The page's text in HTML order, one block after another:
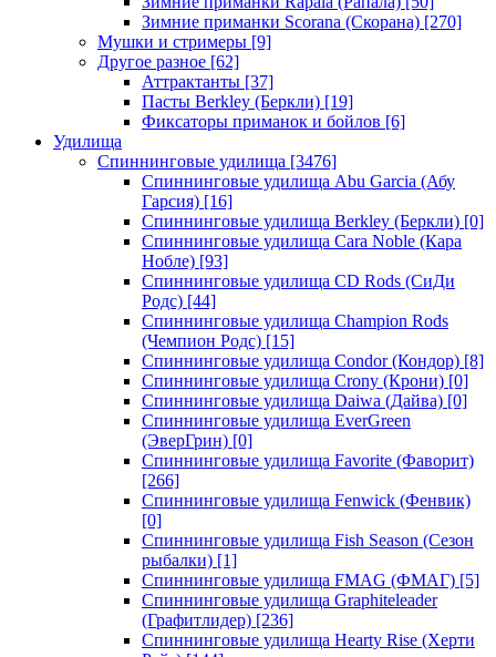
Зимние приманки Scorana (Скорана) [270]
Мушки и стримеры [9]
Другое разное [62]
Аттрактанты [37]
Пасты Berkley (Беркли) [19]
Фиксаторы приманок и бойлов [6]
Удилища
Спиннинговые удилища [3476]
Спиннинговые удилища Abu Garcia (Абу
Гарсия) [16]
Спиннинговые удилища Berkley (Беркли) [0]
Спиннинговые удилища Cara Noble (Кара
Нобле) [93]
Спиннинговые удилища CD Rods (СиДи
Родс) [44]
Спиннинговые удилища Champion Rods
(Чемпион Родс) [15]
Спиннинговые удилища Condor (Кондор) [8]
Спиннинговые удилища Crony (Крони) [0]
Спиннинговые удилища Daiwa (Дайва) [0]
Спиннинговые удилища EverGreen
(ЭверГрин) [0]
Спиннинговые удилища Favorite (Фаворит)
[266]
Спиннинговые удилища Fenwick (Фенвик)
[0]
Спиннинговые удилища Fish Season (Сезон
рыбалки) [1]
Спиннинговые удилища FMAG (ФМАГ) [5]
Спиннинговые удилища Graphiteleader
(Графитлидер) [236]
Спиннинговые удилища Hearty Rise (Херти